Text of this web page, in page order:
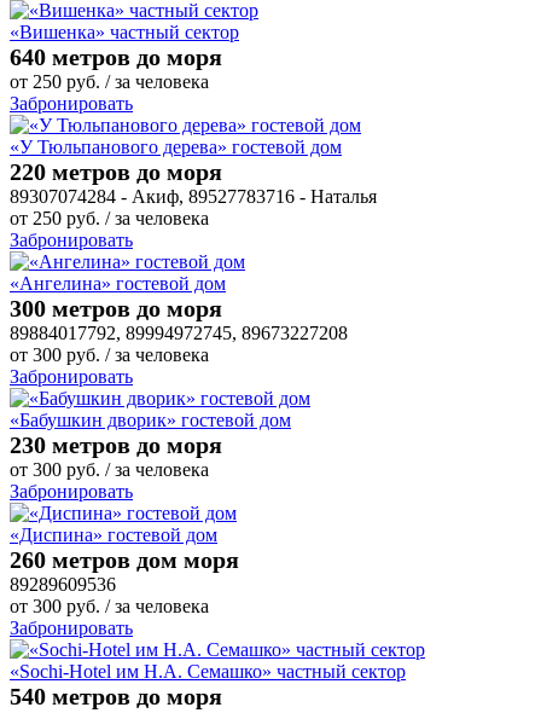
«Вишенка» частный сектор
640 метров до моря
от 250 руб. / за человека
Забронировать
«У Тюльпанового дерева» гостевой дом
220 метров до моря
89307074284 - Акиф, 89527783716 - Наталья
от 250 руб. / за человека
Забронировать
«Ангелина» гостевой дом
300 метров до моря
89884017792, 89994972745, 89673227208
от 300 руб. / за человека
Забронировать
«Бабушкин дворик» гостевой дом
230 метров до моря
от 300 руб. / за человека
Забронировать
«Диспина» гостевой дом
260 метров дом моря
89289609536
от 300 руб. / за человека
Забронировать
«Sochi-Hotel им Н.А. Семашко» частный сектор
540 метров до моря